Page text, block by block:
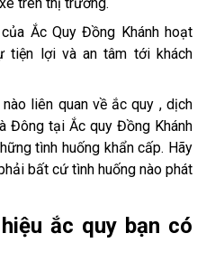
Ắc Quy Đồng Khánh hoạt
tiện lợi và an tâm tới khách
liên quan về ắc quy , dịch
Đông tại Ắc quy Đồng Khánh
tình huống khẩn cấp. Hãy
bất cứ tình huống nào phát
ắc quy bạn có